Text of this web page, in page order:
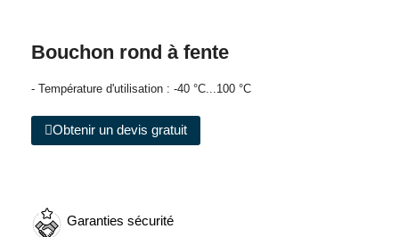
Bouchon rond à fente
- Température d'utilisation : -40 °C...100 °C
Obtenir un devis gratuit
Garanties sécurité